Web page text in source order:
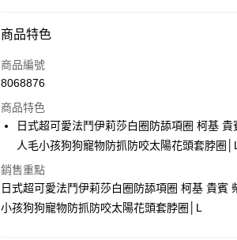
付款方式
信用卡一次付款
LINE Pay
Apple Pay
街口支付
悠遊付
商品特色
商品編號
8068876
商品特色
日式超可愛法鬥伊莉莎白圈防舔項圈 柯基
人毛小孩狗狗寵物防抓防咬太陽花頭套脖圈│L
銷售重點
日式超可愛法鬥伊莉莎白圈防舔項圈 柯基 貴賓
小孩狗狗寵物防抓防咬太陽花頭套脖圈│L